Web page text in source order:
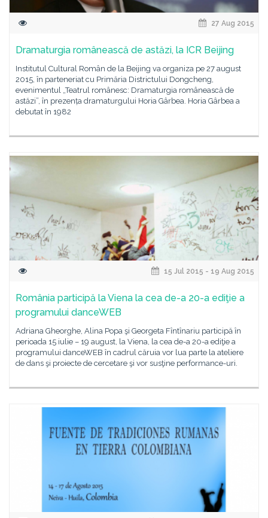
27 Aug 2015
Dramaturgia românească de astăzi, la ICR Beijing
Institutul Cultural Român de la Beijing va organiza pe 27 august
2015, în parteneriat cu Primăria Districtului Dongcheng,
evenimentul „Teatrul românesc: Dramaturgia românească de
astăzi”, în prezența dramaturgului Horia Gârbea. Horia Gârbea a
debutat în 1982
15 Jul 2015 - 19 Aug 2015
România participă la Viena la cea de-a 20-a ediţie a
programului danceWEB
Adriana Gheorghe, Alina Popa şi Georgeta Fîntînariu participă în
perioada 15 iulie – 19 august, la Viena, la cea de-a 20-a ediţie a
programului danceWEB în cadrul căruia vor lua parte la ateliere
de dans şi proiecte de cercetare şi vor susţine performance-uri.